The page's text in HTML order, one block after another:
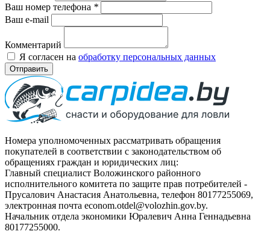
Ваш номер телефона *
Ваш e-mail
Комментарий
Я согласен на обработку персональных данных
Отправить
Номера уполномоченных рассматривать обращения
покупателей в соответствии с законодательством об
обращениях граждан и юридических лиц:
Главный специалист Воложинского районного
исполнительного комитета по защите прав потребителей -
Прусалович Анастасия Анатольевна, телефон 80177255069,
электронная почта econom.otdel@volozhin.gov.by.
Начальник отдела экономики Юралевич Анна Геннадьевна
80177255000.